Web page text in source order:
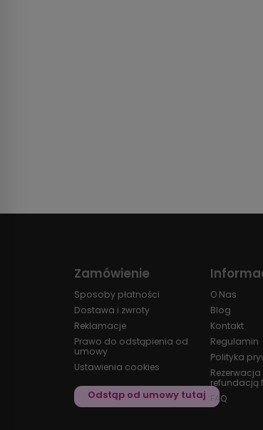
Zamówienie
Sposoby płatności
Dostawa i zwroty
Reklamacje
Prawo do odstąpienia od
umowy
Ustawienia cookies
O Nas
Blog
Kontakt
Regulamin
Polityka
refundacją
FAQ